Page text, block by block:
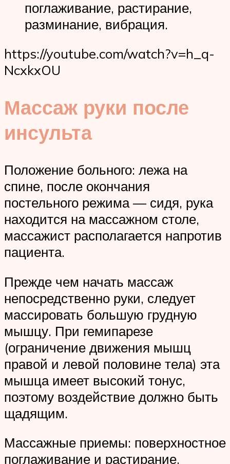
поглаживание, растирание,
разминание, вибрация.
https://youtube.com/watch?v=h_q-
NcxkxOU
Массаж руки после
инсульта
Положение больного: лежа на
спине, после окончания
постельного режима — сидя, рука
находится на массажном столе,
массажист располагается напротив
пациента.
Прежде чем начать массаж
непосредственно руки, следует
массировать большую грудную
мышцу. При гемипарезе
(ограничение движения мышц
правой и левой половине тела) эта
мышца имеет высокий тонус,
поэтому воздействие должно быть
щадящим.
Массажные приемы: поверхностное
поглаживание и растирание.